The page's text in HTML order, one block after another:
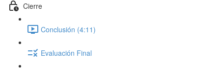
Cierre
Conclusión (4:11)
Evaluación Final